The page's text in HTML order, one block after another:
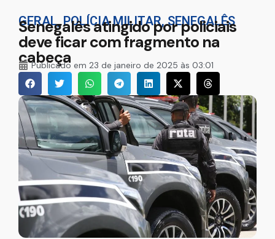
GERAL,POLÍCIA MILITAR,SENEGALÊS
Senegalês atingido por policiais
deve ficar com fragmento na
cabeça
Publicado em 23 de janeiro de 2025 às 03:01